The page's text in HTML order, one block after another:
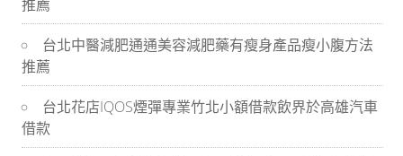
導
航
推薦
台北中醫減肥通通美容減肥藥有瘦身產品瘦小腹方法
推薦
台北花店IQOS煙彈專業竹北小額借款飲界於高雄汽車
借款